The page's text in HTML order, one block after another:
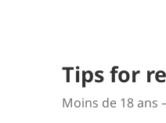
Tips for
Moins de 18 ans